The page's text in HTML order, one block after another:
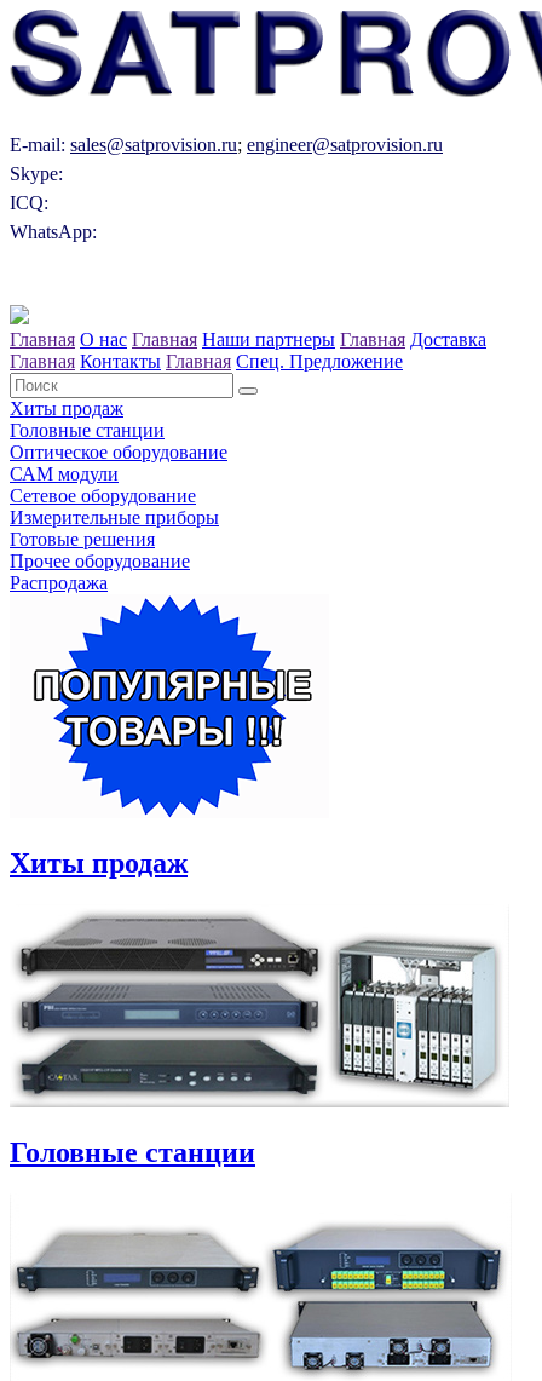
E-mail: sales@satprovision.ru; engineer@satprovision.ru
Skype:
ICQ:
WhatsApp:
Главная О нас Главная Наши партнеры Главная Доставка
Главная Контакты Главная Спец. Предложение
Хиты продаж
Головные станции
Оптическое оборудование
САM модули
Сетевое оборудование
Измерительные приборы
Готовые решения
Прочее оборудование
Распродажа
Хиты продаж
Головные станции